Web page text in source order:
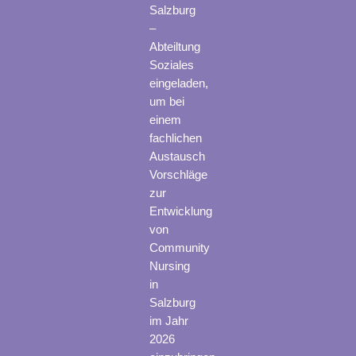
Salzburg
–
Abteiltung
Soziales
eingeladen,
um bei
einem
fachlichen
Austausch
Vorschläge
zur
Entwicklung
von
Community
Nursing
in
Salzburg
im Jahr
2026